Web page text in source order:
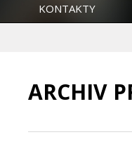
KONTAKTY
ARCHIV